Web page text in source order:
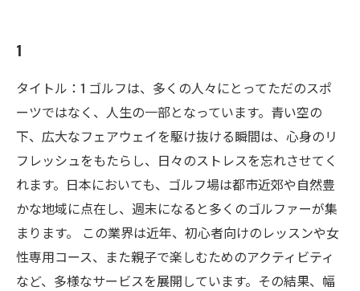
1
タイトル：1 ゴルフは、多くの人々にとってただのスポ
ーツではなく、人生の一部となっています。青い空の
下、広大なフェアウェイを駆け抜ける瞬間は、心身のリ
フレッシュをもたらし、日々のストレスを忘れさせてく
れます。日本においても、ゴルフ場は都市近郊や自然豊
かな地域に点在し、週末になると多くのゴルファーが集
まります。 この業界は近年、初心者向けのレッスンや女
性専用コース、また親子で楽しむためのアクティビティ
など、多様なサービスを展開しています。その結果、幅